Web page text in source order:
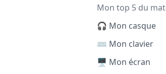
Mon top 5 du
🎧 Mon casque
⌨️ Mon clavier
🖥️ Mon écran